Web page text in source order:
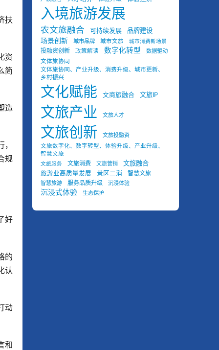
扶
资
简
造
规
好
的
认
动
和
入境旅游发展
农文旅融合 可持续发展 品牌建设
场景创新 城市品牌 城市文旅 城市消费新场景
投融资创新 政策解读 数字化转型
数据驱动
文体旅协同
文体旅协同、产业升级、消费升级、城市更新、
乡村振兴
文化赋能 文商旅融合 文旅IP
文旅产业 文旅人才
文旅创新
文旅投融资
文旅数字化、数字转型、体验升级、产业升级、
智慧文旅
文旅服务 文旅消费 文旅营销 文旅融合
旅游业高质量发展 景区二消 智慧文旅
智慧旅游 服务品质升级 沉浸体验
沉浸式体验 生态保护